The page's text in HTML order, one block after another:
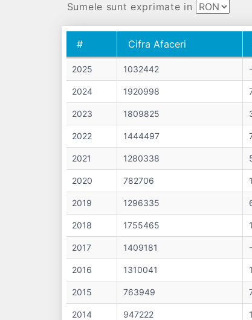
Sumele sunt exprimate in
# Cifra Afaceri
#
Cifra Afaceri
2025 1032442
2024 1920998
2023 1809825
2022 1444497
2021 1280338
2020 782706
2019 1296335
2018 1755465
2017 1409181
2016 1310041
2015 763949
2014 947222